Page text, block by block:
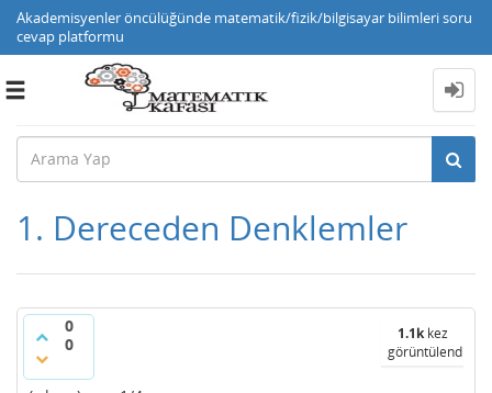
Akademisyenler öncülüğünde matematik/fizik/bilgisayar bilimleri soru
cevap platformu
Toggle
1. Dereceden Denklemler
0
0
1.1kkez
görüntülendi